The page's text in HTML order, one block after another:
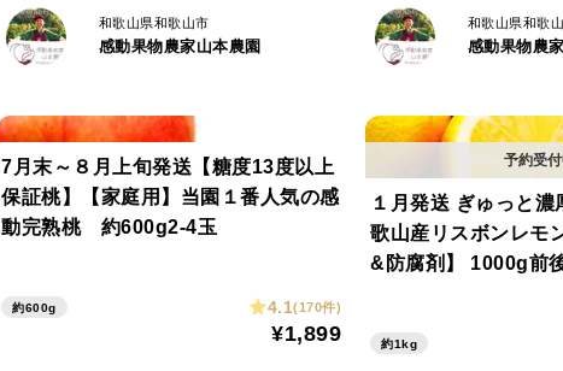
今回のふくおとめは、私のような桃
どのように工夫して栽培しているの
感動果物農家山本農園の桃って？
30年余の栽培の試行錯誤の末、【4
い感動桃を育てることが出来ました
【ミネラルBM農法】
感動果物農家山本農園は、酸化鉄
和歌山県和歌山市
感動果物農家山本農園
和歌山県和歌
感動果物農
7月末～８月上旬発送【糖度13度以上
保証桃】【家庭用】当園１番人気の感
動完熟桃 約600g2-4玉
約600g 4.1(170件)
¥1,899
１月発送 ぎゅっと濃
歌山産リスボンレモ
&防腐剤】 1000g前
約1kg